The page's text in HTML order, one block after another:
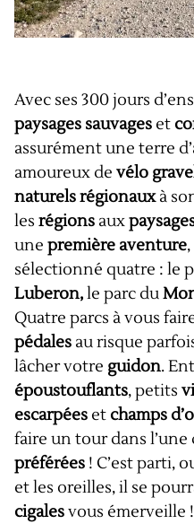
Avec ses 300 jours
paysages sauvages et
assurément une terre
amoureux de vélo
naturelsrégionauxà
les régions aux
une première aventure
sélectionné quatre : le
Luberon,le parc du
Quatre parcs à vous
pédales au risque
lâcher votre guidon.
époustouflants, petits
escarpées et champs
faire un tour dans l’une
préférées ! C’est parti,
et les oreilles, il se
cigalesvous émerveille !